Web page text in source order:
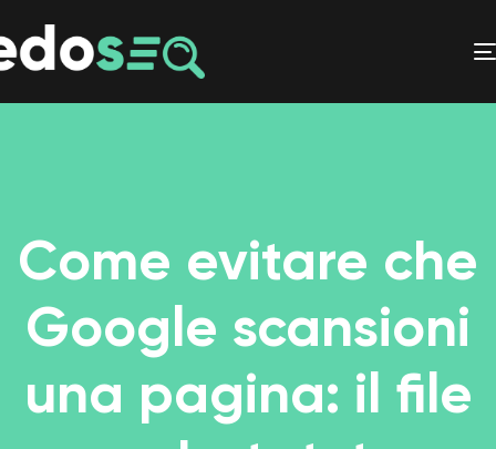
Come evitare che
Google scansioni
una pagina: il file